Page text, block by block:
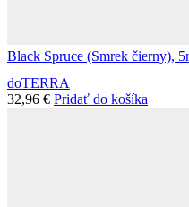
Black Spruce (Smrek čierny),
doTERRA
32,96 € Pridať do košíka